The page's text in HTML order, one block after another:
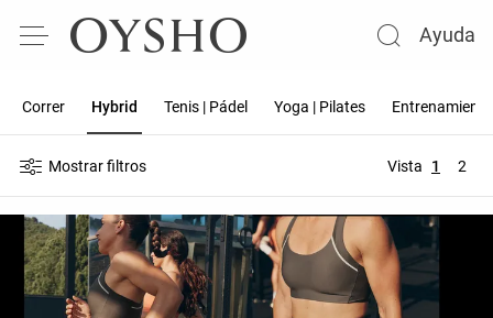
Ayuda
Correr Hybrid Tenis | Pádel Yoga | Pilates Entrenamiento
Mostrar filtros Vista 1 2